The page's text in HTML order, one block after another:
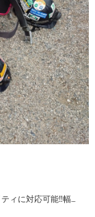
☆未経験者大歓迎 電気工事に関する事ならオールマイティに対応可能‼幅広く技術を身に付けて頂けます（室内配線・室外配線、スイッチコンセント取付け、照明器具取付け、配電盤取付け、エアコン取付け、LANケーブル配線、アンテナ取付けなど） 先輩社員が一から指導を行うため未経験の方でも安心して働いていただけます♪ ☆資格支援制度あり 実績があるからこそ社内で教習と経験を積んでいただくことで資格を当社で発行できることができます。 【工具支給致します】 また新品工具と新品作業服を完全支給を致します。 高品質の作業服と工具入社してくれた方には支給致します♪